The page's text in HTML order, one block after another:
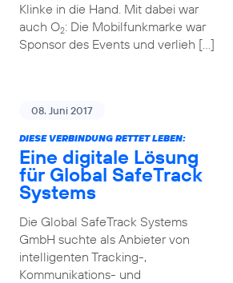
Klinke in die Hand. Mit dabei war
auch O2: Die Mobilfunkmarke war
Sponsor des Events und verlieh […]
08. Juni 2017
DIESE VERBINDUNG RETTET LEBEN:
Eine digitale Lösung
für Global SafeTrack
Systems
Die Global SafeTrack Systems
GmbH suchte als Anbieter von
intelligenten Tracking-,
Kommunikations- und